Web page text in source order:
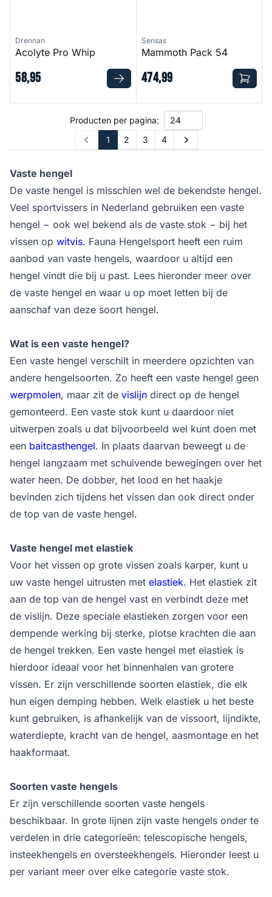
Drennan
Acolyte Pro Whip
58,95
Sensas
Mammoth Pack 54
474,99
Producten per pagina:
Prev 1 2 3 4 Next
Vaste hengel
De vaste hengel is misschien wel de bekendste hengel.
Veel sportvissers in Nederland gebruiken een vaste
hengel − ook wel bekend als de vaste stok − bij het
vissen op witvis. Fauna Hengelsport heeft een ruim
aanbod van vaste hengels, waardoor u altijd een
hengel vindt die bij u past. Lees hieronder meer over
de vaste hengel en waar u op moet letten bij de
aanschaf van deze soort hengel.
Wat is een vaste hengel?
Een vaste hengel verschilt in meerdere opzichten van
andere hengelsoorten. Zo heeft een vaste hengel geen
werpmolen, maar zit de vislijn direct op de hengel
gemonteerd. Een vaste stok kunt u daardoor niet
uitwerpen zoals u dat bijvoorbeeld wel kunt doen met
een baitcasthengel. In plaats daarvan beweegt u de
hengel langzaam met schuivende bewegingen over het
water heen. De dobber, het lood en het haakje
bevinden zich tijdens het vissen dan ook direct onder
de top van de vaste hengel.
Vaste hengel met elastiek
Voor het vissen op grote vissen zoals karper, kunt u
uw vaste hengel uitrusten met elastiek. Het elastiek zit
aan de top van de hengel vast en verbindt deze met
de vislijn. Deze speciale elastieken zorgen voor een
dempende werking bij sterke, plotse krachten die aan
de hengel trekken. Een vaste hengel met elastiek is
hierdoor ideaal voor het binnenhalen van grotere
vissen. Er zijn verschillende soorten elastiek, die elk
hun eigen demping hebben. Welk elastiek u het beste
kunt gebruiken, is afhankelijk van de vissoort, lijndikte,
waterdiepte, kracht van de hengel, aasmontage en het
haakformaat.
Soorten vaste hengels
Er zijn verschillende soorten vaste hengels
beschikbaar. In grote lijnen zijn vaste hengels onder te
verdelen in drie categorieën: telescopische hengels,
insteekhengels en oversteekhengels. Hieronder leest u
per variant meer over elke categorie vaste stok.